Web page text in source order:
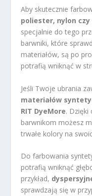
Aby skutecznie
poliester, nylon czy
specjalnie do tego
barwniki, które
materiałów, są po
potrafią wniknąć w
Jeśli Twoje ubrania
materiałów
RIT DyeMore. Dzięki
barwnikom możesz
trwałe kolory na
Do farbowania
potrafią wniknąć
przykład,
sprawdzają się w